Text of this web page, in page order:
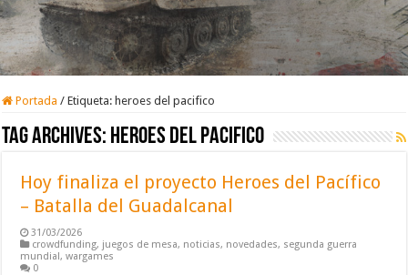
Portada / Etiqueta: heroes del pacifico
Tag Archives: heroes del pacifico
Hoy finaliza el proyecto Heroes del Pacífico
– Batalla del Guadalcanal
31/03/2026
crowdfunding, juegos de mesa, noticias, novedades, segunda guerra
mundial,wargames
0